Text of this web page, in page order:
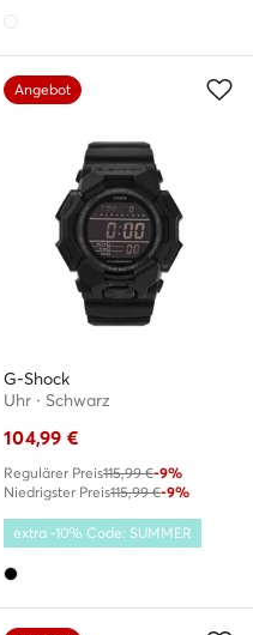
Angebot
G-Shock
Uhr · Schwarz
104,99 €
Regulärer Preis115,99 €-9%
Niedrigster Preis115,99 €-9%
extra -10% Code: SUMMER